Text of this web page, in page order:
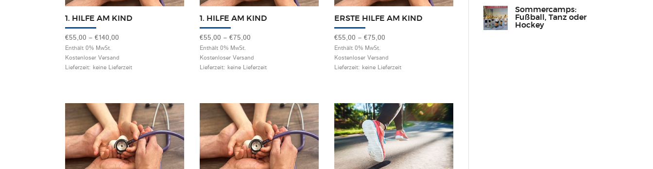
Fitness-Center
Junge-Muttis
Reha-Sport
1. HILFE AM KIND
€55,00 –€140,00
bis
€140,00
Enthält 0% MwSt.
Kostenloser Versand
Lieferzeit: keine Lieferzeit
1. HILFE AM KIND
€55,00 –€ 75,00
bis
€75,00
Enthält 0% MwSt.
Kostenloser Versand
Lieferzeit: keine Lieferzeit
ERSTE HILFE AM KIND
€55,00 –€ 75,00
bis
€75,00
Enthält 0% MwSt.
Kostenloser Versand
Lieferzeit: keine Lieferzeit
Sommercamps:
Fußball, Tanz oder
Hockey